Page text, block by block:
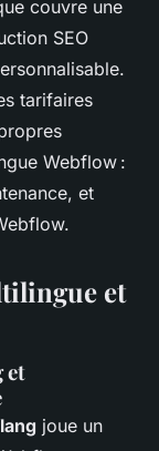
couvre une
SEO
tarifaires
Webflow :
et
et
et
joue un